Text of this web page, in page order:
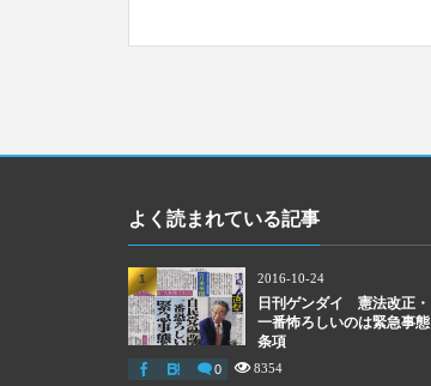
よく読まれている記事
2016-10-24
日刊ゲンダイ 憲法改正・
一番怖ろしいのは緊急事態
条項
0 8354
1